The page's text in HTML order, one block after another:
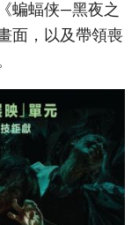
蝙蝠侠—黑夜之
面，以及帶領喪